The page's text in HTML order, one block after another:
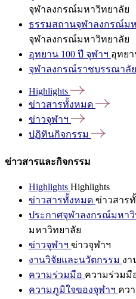
จุฬาลงกรณ์มหาวิทยาลัย
ธรรมสถานจุฬาลงกรณ์ม
จุฬาลงกรณ์มหาวิทยาลัย
อุทยาน 100 ปี จุฬาฯ อุทยา
จุฬาลงกรณ์ราชบรรณาลัย
Highlights
ข่าวสารทั้งหมด
ข่าวจุฬาฯ
ปฏิทินกิจกรรม
ข่าวสารและกิจกรรม
Highlights Highlights
ข่าวสารทั้งหมด ข่าวสาร
ประกาศจุฬาลงกรณ์มหาวิ
มหาวิทยาลัย
ข่าวจุฬาฯ ข่าวจุฬาฯ
งานวิจัยและนวัตกรรม งา
ความร่วมมือ ความร่วมมื
ความภูมิใจของจุฬาฯ คว